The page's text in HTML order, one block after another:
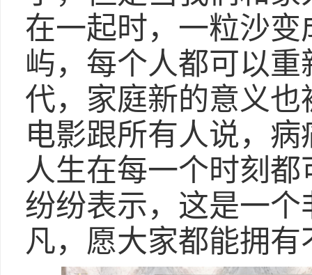
在一起时，一粒沙
屿，每个人都可以
代，家庭新的意义
电影跟所有人说，
人生在每一个时刻
纷纷表示，这是一
凡，愿大家都能拥